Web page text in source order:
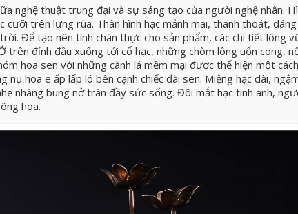
nghệ thuật trung đại và sự sáng tạo của người nghệ nhân.
cưỡi trên lưng rùa. Thân hình hạc mảnh mai, thanh thoát,
Để tạo nên tính chân thực cho sản phẩm, các chi tiết lông
trên đỉnh đầu xuống tới cổ hạc, những chòm lông uốn cong,
hoa sen với những cành lá mềm mại được thể hiện một
nụ hoa e ấp lấp ló bên cạnh chiếc đài sen. Miệng hạc dài,
nhàng bung nở tràn đầy sức sống. Đôi mắt hạc tinh anh,
hoa.